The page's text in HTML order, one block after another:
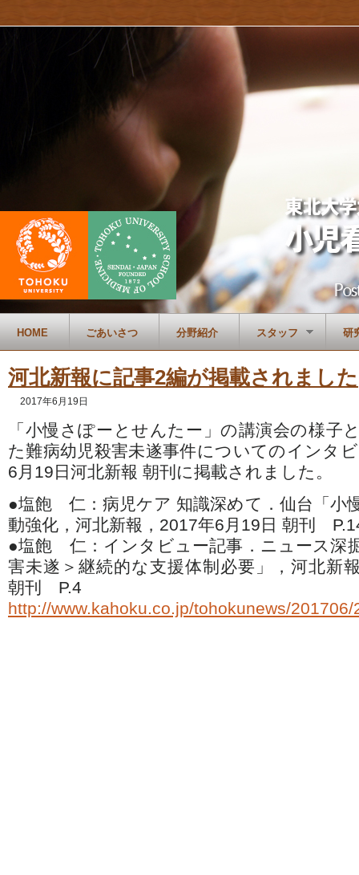
HOME ごあいさつ 分野紹介 スタッフ 研
河北新報に記事2編が掲載されました
2017年6月19日
「小慢さぽーとせんたー」の講演会の様子
た難病幼児殺害未遂事件についてのインタ
6月19日河北新報 朝刊に掲載されました。
●塩飽 仁：病児ケア 知識深めて．仙台「小
動強化，河北新報，2017年6月19日 朝刊
●塩飽 仁：インタビュー記事．ニュース深
害未遂＞継続的な支援体制必要」，河北新
朝刊 P.4
http://www.kahoku.co.jp/tohokunews/